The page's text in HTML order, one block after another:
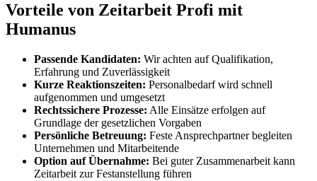
Vorteile von Zeitarbeit Profi mit
Humanus
Passende Kandidaten: Wir achten auf Qualifikation,
Erfahrung und Zuverlässigkeit
Kurze Reaktionszeiten: Personalbedarf wird schnell
aufgenommen und umgesetzt
Rechtssichere Prozesse: Alle Einsätze erfolgen auf
Grundlage der gesetzlichen Vorgaben
Persönliche Betreuung: Feste Ansprechpartner begleiten
Unternehmen und Mitarbeitende
Option auf Übernahme: Bei guter Zusammenarbeit kann
Zeitarbeit zur Festanstellung führen